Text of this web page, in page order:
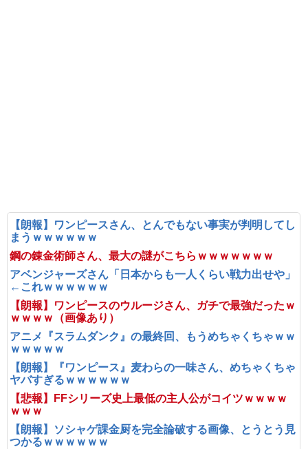
【朗報】ワンピースさん、とんでもない事実が判明してし
まうｗｗｗｗｗｗ
鋼の錬金術師さん、最大の謎がこちらｗｗｗｗｗｗｗ
アベンジャーズさん「日本からも一人くらい戦力出せや」
←これｗｗｗｗｗｗ
【朗報】ワンピースのウルージさん、ガチで最強だったｗ
ｗｗｗｗ（画像あり）
アニメ『スラムダンク』の最終回、もうめちゃくちゃｗｗ
ｗｗｗｗｗ
【朗報】『ワンピース』麦わらの一味さん、めちゃくちゃ
ヤバすぎるｗｗｗｗｗｗ
【悲報】FFシリーズ史上最低の主人公がコイツｗｗｗｗ
ｗｗｗ
【朗報】ソシャゲ課金厨を完全論破する画像、とうとう見
つかるｗｗｗｗｗｗ